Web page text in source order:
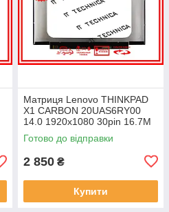
Матриця Lenovo THINKPAD
X1 CARBON 20UAS6RY00
14.0 1920x1080 30pin 16.7M
45% NTSC 300 cd/m² для
ноутбука
Готово до відправки
2 850 ₴
Купити